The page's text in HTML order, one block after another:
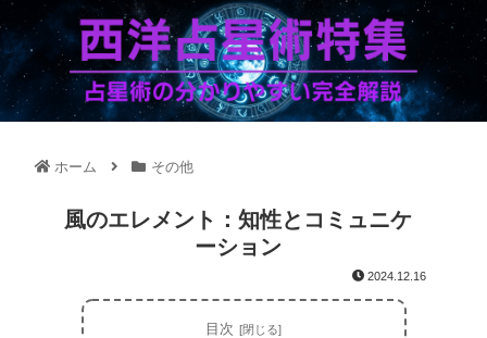
ホーム その他
風のエレメント：知性とコミュニケ
ーション
2024.12.16
目次